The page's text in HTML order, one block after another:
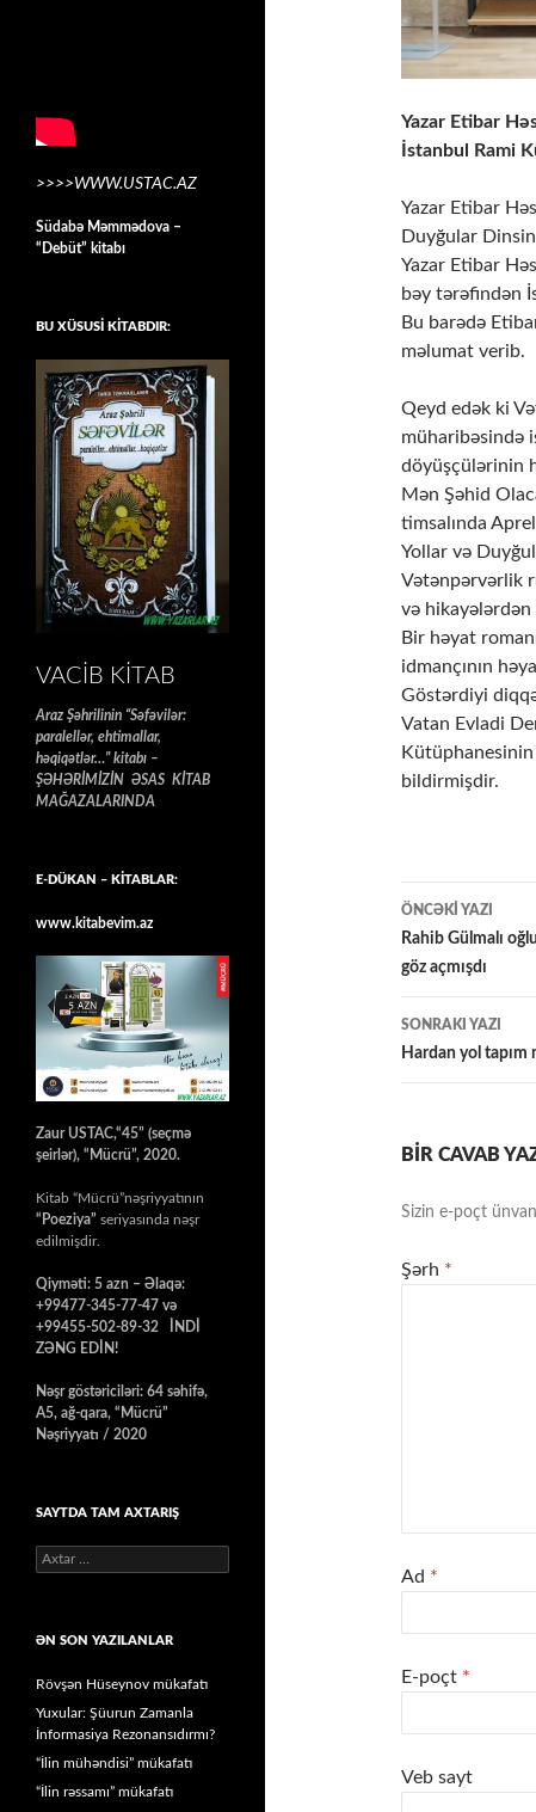
Yazar Etibar
İstanbul Rami
Yazar Etibar
Duyğular
Yazar Etibar
bəy tərəfindən
Bu barədə
məlumat verib.
Qeyd edək ki
müharibəsində
döyüşçülərinin
Mən Şəhid
timsalında
Yollar və
Vətənpərvərlik
və
Bir həyat
idmançının
Göstərdiyi
Vatan Evladi
Kütüphanesinin
bildirmişdir.
Yazılar
üzrə
naviqasiya
ÖNCƏKI YAZI
Rahib Gülmalı
göz açmışdı
SONRAKI YAZI
Hardan yol tapım
BIR CAVAB
Sizin e-poçt
Şərh *
Ad *
E-poçt *
Veb sayt
>>>>WWW.USTAC.AZ
Südabə Məmmədova –
“Debüt” kitabı
BU XÜSUSİ KİTABDIR:
VACIB KITAB
Araz Şəhrilinin “Səfəvilər:
paralellər, ehtimallar,
həqiqətlər…” kitabı –
ŞƏHƏRİMİZİN ƏSAS KİTAB
MAĞAZALARINDA
E-DÜKAN – KİTABLAR:
www.kitabevim.az
Zaur USTAC,“45” (seçmə
şeirlər), “Mücrü”, 2020.
Kitab “Mücrü”nəşriyyatının
“Poeziya” seriyasında nəşr
edilmişdir.
Qiyməti: 5 azn – Əlaqə:
+99477-345-77-47 və
+99455-502-89-32 İNDİ
ZƏNG EDİN!
Nəşr göstəriciləri: 64 səhifə,
A5, ağ-qara, “Mücrü”
Nəşriyyatı / 2020
SAYTDA TAM AXTARIŞ
Axtarış:
ƏN SON YAZILANLAR
Rövşən Hüseynov mükafatı
Yuxular: Şüurun Zamanla
İnformasiya Rezonansıdırmı?
“İlin mühəndisi” mükafatı
“İlin rəssamı” mükafatı